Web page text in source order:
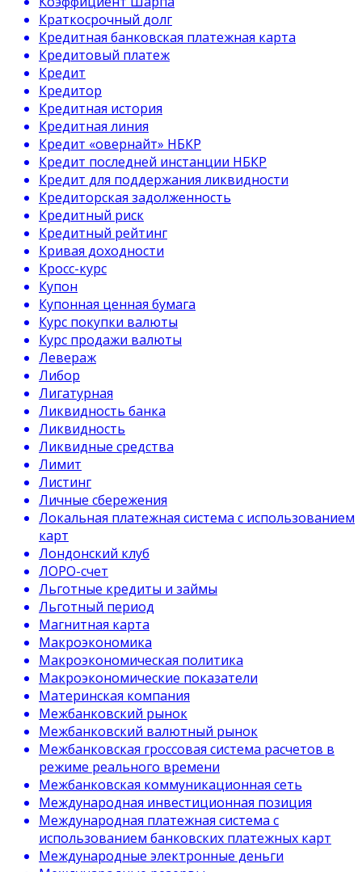
Краткосрочный долг
Кредитная банковская платежная карта
Кредитовый платеж
Кредит
Кредитор
Кредитная история
Кредитная линия
Кредит «овернайт» НБКР
Кредит последней инстанции НБКР
Кредит для поддержания ликвидности
Кредиторская задолженность
Кредитный риск
Кредитный рейтинг
Кривая доходности
Кросс-курс
Купон
Купонная ценная бумага
Курс покупки валюты
Курс продажи валюты
Левераж
Либор
Лигатурная
Ликвидность банка
Ликвидность
Ликвидные средства
Лимит
Листинг
Личные сбережения
Локальная платежная система с использованием
карт
Лондонский клуб
ЛОРО-счет
Льготные кредиты и займы
Льготный период
Магнитная карта
Макроэкономика
Макроэкономическая политика
Макроэкономические показатели
Материнская компания
Межбанковский рынок
Межбанковский валютный рынок
Межбанковская гроссовая система расчетов в
режиме реального времени
Межбанковская коммуникационная сеть
Международная инвестиционная позиция
Международная платежная система с
использованием банковских платежных карт
Международные электронные деньги